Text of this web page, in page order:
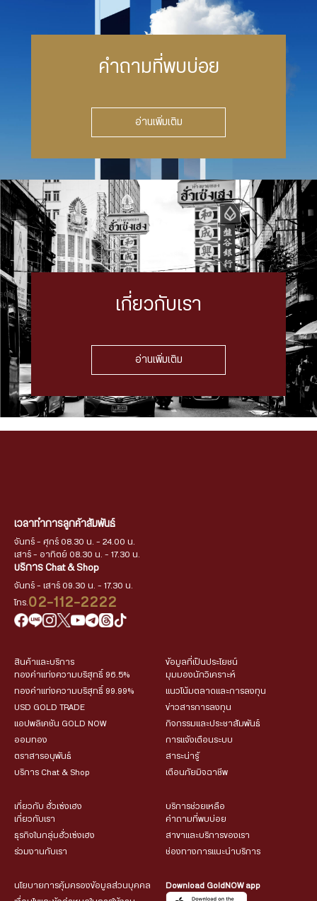
คำถามที่พบบ่อย
อ่านเพิ่มเติม
เกี่ยวกับเรา
อ่านเพิ่มเติม
เวลาทำการลูกค้าสัมพันธ์
จันทร์ - ศุกร์ 08.30 น. - 24.00 น.
เสาร์ - อาทิตย์ 08.30 น. - 17.30 น.
บริการ Chat & Shop
จันทร์ - เสาร์ 09.30 น. - 17.30 น.
โทร. 02-112-2222
สินค้าและบริการ
ทองคำแท่งความบริสุทธิ์ 96.5%
ทองคำแท่งความบริสุทธิ์ 99.99%
USD GOLD TRADE
แอปพลิเคชัน GOLD NOW
ออมทอง
ตราสารอนุพันธ์
บริการ Chat & Shop
ข้อมูลที่เป็นประโยชน์
มุมมองนักวิเคราะห์
แนวโน้มตลาดและการลงทุน
ข่าวสารการลงทุน
กิจกรรมและประชาสัมพันธ์
การแจ้งเตือนระบบ
สาระน่ารู้
เตือนภัยมิจฉาชีพ
เกี่ยวกับ ฮั่วเซ่งเฮง
เกี่ยวกับเรา
ธุรกิจในกลุ่มฮั่วเซ่งเฮง
ร่วมงานกับเรา
บริการช่วยเหลือ
คำถามที่พบบ่อย
สาขาและบริการของเรา
ช่องทางการแนะนำบริการ
นโยบายการคุ้มครองข้อมูลส่วนบุคคล
Download GoldNOW app